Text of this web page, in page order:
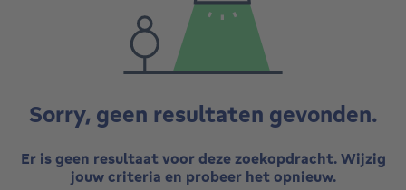
Sorry, geen resultaten gevonden.
Er is geen resultaat voor deze zoekopdracht. Wijzig
jouw criteria en probeer het opnieuw.